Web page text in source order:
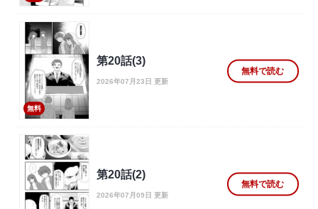
無料
第20話(3)
2026年07月23日 更新
無料で読む
第20話(2)
2026年07月09日 更新
無料で読む